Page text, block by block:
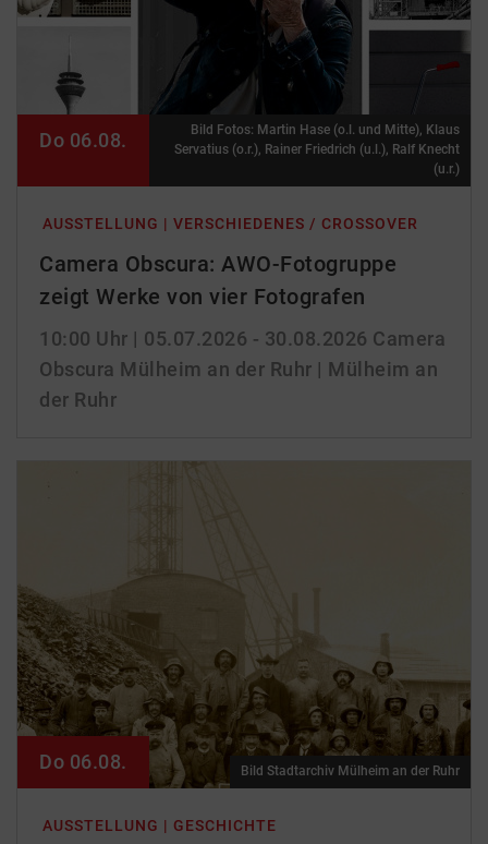
AUSSTELLUNG | VERSCHIEDENES / CROSSOVER
Camera Obscura: AWO-Fotogruppe
zeigt Werke von vier Fotografen
10:00 Uhr | 05.07.2026 - 30.08.2026 Camera
Obscura Mülheim an der Ruhr | Mülheim an
der Ruhr
Do 06.08.
Bild Fotos: Martin Hase (o.l. und Mitte), Klaus
Servatius (o.r.), Rainer Friedrich (u.l.), Ralf Knecht
(u.r.)
AUSSTELLUNG | GESCHICHTE
Do 06.08. Bild Stadtarchiv Mülheim an der Ruhr